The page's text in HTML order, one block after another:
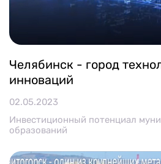
Челябинск - город
инноваций
02.05.2023
Инвестиционный потенциал
образований